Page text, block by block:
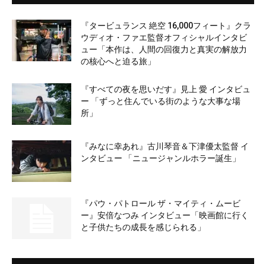
『タービュランス 絶空 16,000フィート』クラ
ウディオ・ファエ監督オフィシャルインタビ
ュー「本作は、人間の回復力と真実の解放力
の核心へと迫る旅」
『すべての夜を思いだす』見上 愛 インタビュ
ー 「ずっと住んでいる街のような大事な場
所」
『みなに幸あれ』古川琴音＆下津優太監督 イ
ンタビュー 「ニュージャンルホラー誕生」
『パウ・パトロール ザ・マイティ・ムービ
ー』安倍なつみ インタビュー「映画館に行く
と子供たちの成長を感じられる」